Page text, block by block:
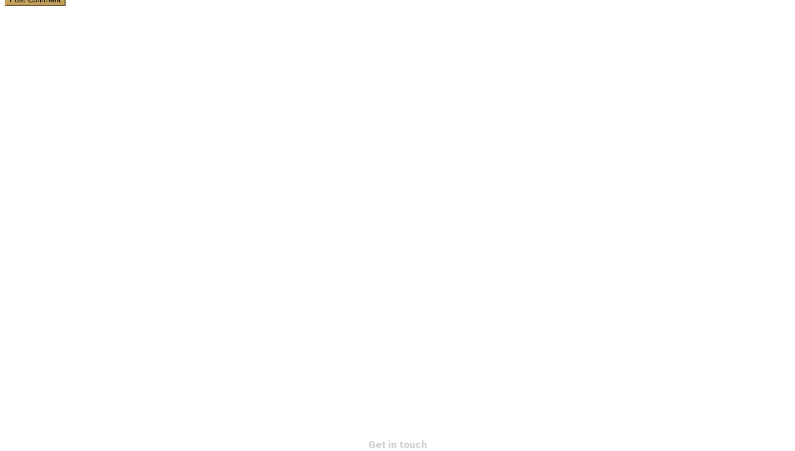
Get in touch